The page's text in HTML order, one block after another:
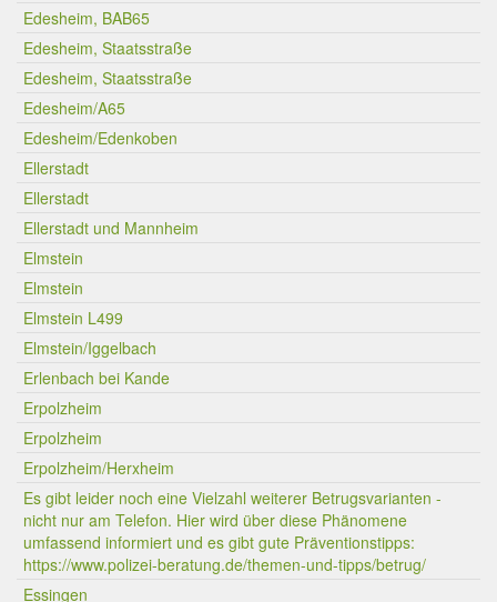
Edesheim, BAB65
Edesheim, Staatsstraße
Edesheim, Staatsstraße
Edesheim/A65
Edesheim/Edenkoben
Ellerstadt
Ellerstadt
Ellerstadt und Mannheim
Elmstein
Elmstein
Elmstein L499
Elmstein/Iggelbach
Erlenbach bei Kande
Erpolzheim
Erpolzheim
Erpolzheim/Herxheim
Es gibt leider noch eine Vielzahl weiterer Betrugsvarianten -
nicht nur am Telefon. Hier wird über diese Phänomene
umfassend informiert und es gibt gute Präventionstipps:
https://www.polizei-beratung.de/themen-und-tipps/betrug/
Essingen